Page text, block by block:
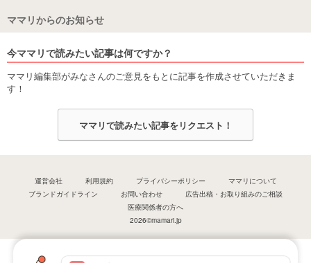
ママリからのお知らせ
今ママリで読みたい記事は何ですか？
ママリ編集部がみなさんのご意見をもとに記事を作成させていただきま
す！
ママリで読みたい記事をリクエスト！
運営会社 利用規約 プライバシーポリシー
ママリについて
ブランドガイドライン
お問い合わせ
広告出稿・お取り組みのご相談
医療関係者の方へ
2026©mamari.jp